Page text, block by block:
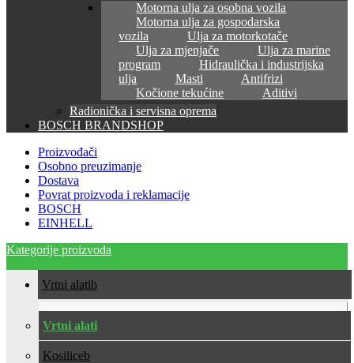
Motorna ulja za osobna vozila
Motorna ulja za gospodarska
vozila
Ulja za motorkotače
Ulja za mjenjače
Ulja za marine
program
Hidraulička i industrijska
ulja
Masti
Antifrizi
Kočione tekućine
Aditivi
Radionička i servisna oprema
BOSCH BRANDSHOP
Proizvođači
Osobno preuzimanje
Dostava
Povrat proizvoda i reklamacije
BOSCH
EINHELL
Kategorije proizvoda
Vrtni alati
Vrtni alati
Kosilice